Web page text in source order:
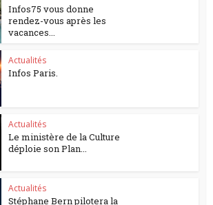
Infos75 vous donne
rendez-vous après les
vacances...
Actualités
Infos Paris.
Actualités
Le ministère de la Culture
déploie son Plan...
Actualités
Stéphane Bern pilotera la